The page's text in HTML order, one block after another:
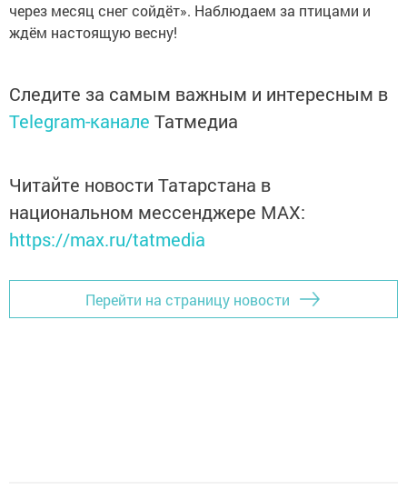
через месяц снег сойдёт». Наблюдаем за птицами и
ждём настоящую весну!
Следите за самым важным и интересным в
Telegram-канале Татмедиа
Читайте новости Татарстана в
национальном мессенджере MАХ:
https://max.ru/tatmedia
Перейти на страницу новости